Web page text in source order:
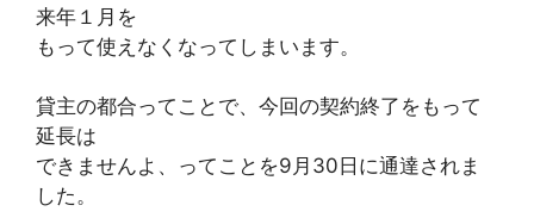
来年１月を
もって使えなくなってしまいます。
貸主の都合ってことで、今回の契約終了をもって
延長は
できませんよ、ってことを9月30日に通達されま
した。